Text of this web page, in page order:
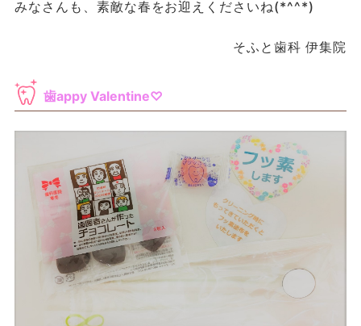
みなさんも、素敵な春をお迎えくださいね(*^^*)
そふと歯科 伊集院
歯appy Valentine♡